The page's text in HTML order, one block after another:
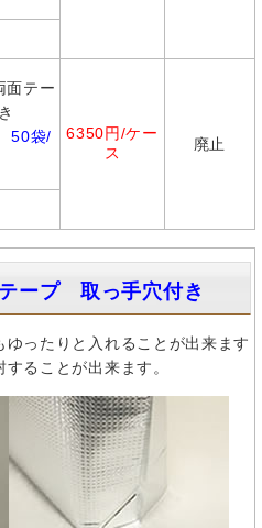
テー
50袋/
6350円/ケー
ス
廃止
ープ 取っ手穴付き
ったりと入れることが出来ます
ることが出来ます。